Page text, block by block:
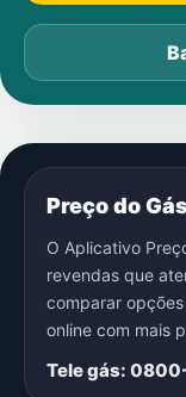
Preço do Gás
O Aplicativo
revendas que
comparar
online com mais
Tele gás: